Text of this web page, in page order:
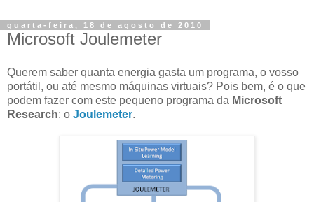
quarta-feira, 18 de agosto de 2010
Microsoft Joulemeter
Querem saber quanta energia gasta um programa, o vosso
portátil, ou até mesmo máquinas virtuais? Pois bem, é o que
podem fazer com este pequeno programa da Microsoft
Research: o Joulemeter.